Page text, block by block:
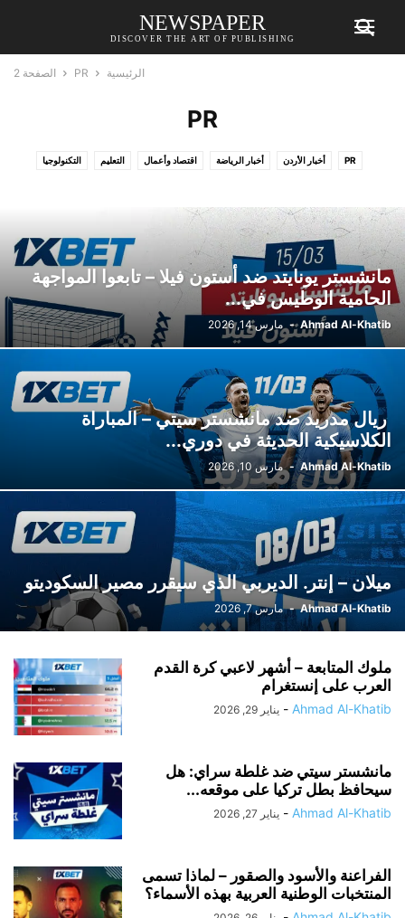
NEWSPAPER
DISCOVER THE ART OF PUBLISHING
الرئيسية PR الصفحة 2
PR
PR أخبار الأردن أخبار الرياضة اقتصاد وأعمال التعليم التكنولوجيا
مانشستر يونايتد ضد أستون فيلا – تابعوا المواجهة
الحامية الوطيس في...
Ahmad Al-Khatib
- مارس 14, 2026
ريال مدريد ضد مانشستر سيتي – المباراة
الكلاسيكية الحديثة في دوري...
Ahmad Al-Khatib
- مارس 10, 2026
ميلان – إنتر. الديربي الذي سيقرر مصير السكوديتو
Ahmad Al-Khatib
- مارس 7, 2026
ملوك المتابعة – أشهر لاعبي كرة القدم
العرب على إنستغرام
Ahmad Al-Khatib
- يناير 29, 2026
مانشستر سيتي ضد غلطة سراي: هل
سيحافظ بطل تركيا على موقعه...
Ahmad Al-Khatib
- يناير 27, 2026
الفراعنة والأسود والصقور – لماذا تسمى
المنتخبات الوطنية العربية بهذه الأسماء؟